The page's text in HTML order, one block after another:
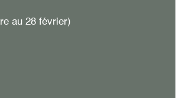
au 28 février)